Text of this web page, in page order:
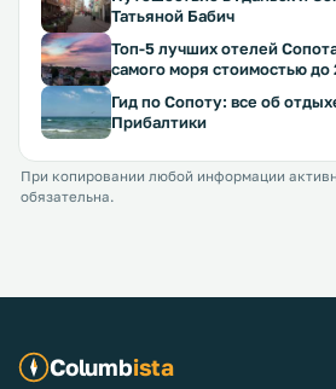
Татьяной Бабич
Топ-5 лучших отелей
самого моря стоимостью до
Гид по Сопоту: все об
Прибалтики
При копировании любой информации
обязательна.
Columbista